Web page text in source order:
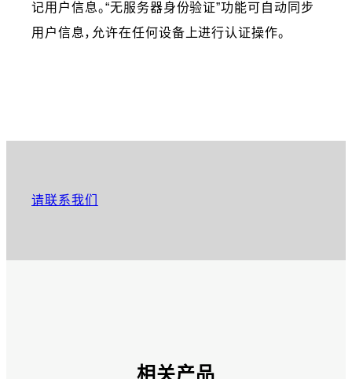
记用户信息。“无服务器身份验证”功能可自动同步
用户信息，允许在任何设备上进行认证操作。
请联系我们
相关产品